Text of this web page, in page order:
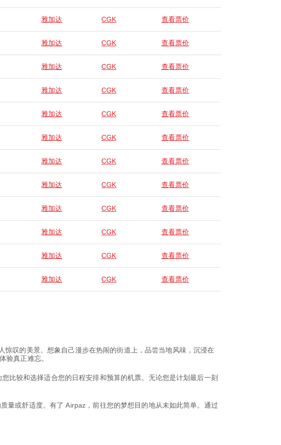
雅加达 CGK 查看票价
雅加达 CGK 查看票价
雅加达 CGK 查看票价
雅加达 CGK 查看票价
雅加达 CGK 查看票价
雅加达 CGK 查看票价
雅加达 CGK 查看票价
雅加达 CGK 查看票价
雅加达 CGK 查看票价
雅加达 CGK 查看票价
雅加达 CGK 查看票价
雅加达 CGK 查看票价
叹的美景。想象自己漫步在热闹的街道上，品尝当地风味，沉浸在
验真正难忘。
比较和选择适合您的日程安排和预算的机票。无论您是计划最后一刻
量或舒适度。有了 Airpaz，前往您的梦想目的地从未如此简单。通过